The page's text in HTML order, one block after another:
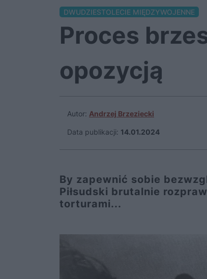
DWUDZIESTOLECIE MIĘDZYWOJENNE
Proces
opozycją
Autor: Andrzej Brzeziecki
Data publikacji: 14.01.2024
By zapewnić sobie
Piłsudski brutalnie
torturami...